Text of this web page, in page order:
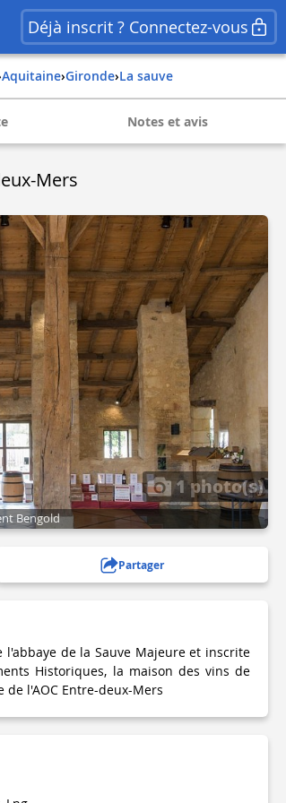
Déjà inscrit ? Connectez-vous
aquitaine› gironde› la sauve
Notes et avis
Mers
1 photo(s)
Bengold
Partager
de la Sauve Majeure et inscrite
Historiques, la maison des vins de
l'AOC Entre-deux-Mers